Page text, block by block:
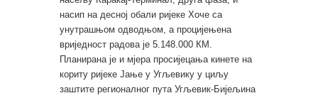
насип на десној обали ријеке Хоче са
унутрашњом одводњом, а процијењена
вриједност радова је 5.148.000 КМ.
Планирана је и мјера просијецања кинете на
кориту ријеке Јање у Угљевику у циљу
заштите регионалног пута Угљевик-Бијељина